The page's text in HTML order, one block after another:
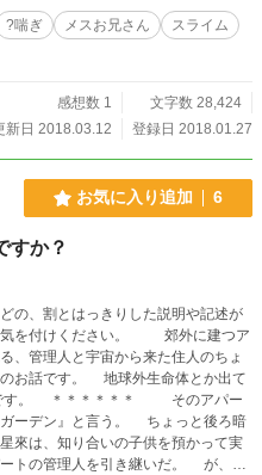
?喘ぎ メスお兄さん
スライム
感想数 1
文字数 28,424
新日 2018.03.12
登録日 2018.01.27
お気に入り追加 6
すか？
の、割とはっきりした説明や記述が
気を付けください。 郊外に建つア
、管理人と宇宙から来た住人のちょ
のお話です。 地球外生命体とか出て
アパー
と言う。 ちょっと後ろ暗
來は、知り合いの子供を預かって実
トの管理人を引き継いだ。 が、そ